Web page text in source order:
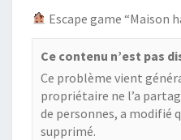
Escape game “Maison
Ce contenu n’est pas
Ce problème vient
propriétaire ne l’a
de personnes, a modifié
supprimé.